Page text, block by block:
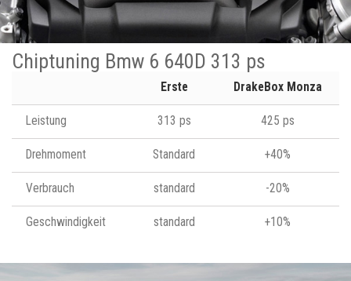
Chiptuning Bmw 6 640D 313 ps
Erste DrakeBox Monza
Leistung 313 ps 425 ps
Drehmoment Standard +40%
Verbrauch standard -20%
Geschwindigkeit standard +10%